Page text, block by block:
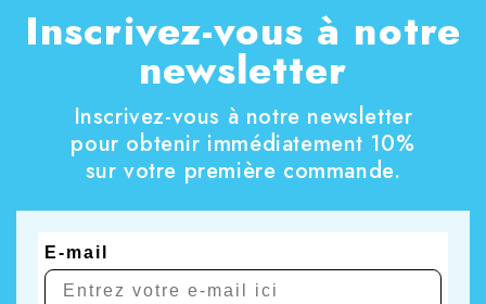
Inscrivez-vous à notre
newsletter
Inscrivez-vous à notre newsletter
pour obtenir immédiatement 10%
sur votre première commande.
E-mail